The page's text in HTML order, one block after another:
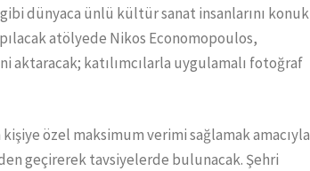
dünyaca ünlü kültür sanat insanlarını konuk
atölyede Nikos Economopoulos,
aktaracak; katılımcılarla uygulamalı fotoğraf
özel maksimum verimi sağlamak amacıyla
geçirerek tavsiyelerde bulunacak. Şehri